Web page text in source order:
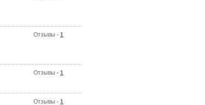
Отзывы - 1
Отзывы - 1
Отзывы - 1